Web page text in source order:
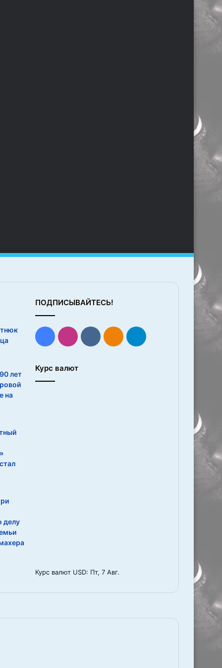
лет
на
делу
ПОДПИСЫВАЙТЕСЬ!
FacebookInstagramvk.comОдноклассники
Telegram
Курс валют
Курс валют USD: Пт, 7 Авг.